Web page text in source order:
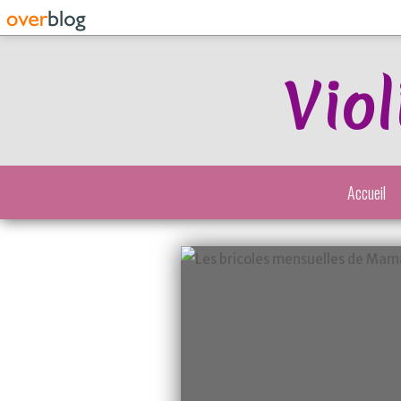
Accueil